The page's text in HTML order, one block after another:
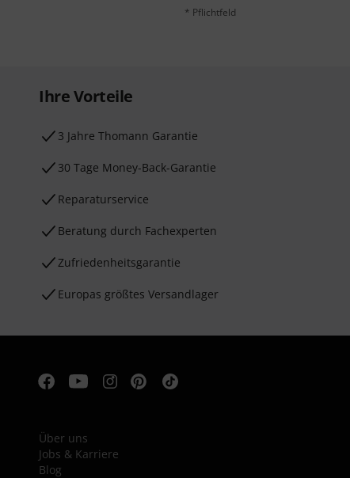
* Pflichtfeld
Ihre Vorteile
3 Jahre Thomann Garantie
30 Tage Money-Back-Garantie
Reparaturservice
Beratung durch Fachexperten
Zufriedenheitsgarantie
Europas größtes Versandlager
Über uns
Jobs & Karriere
Blog